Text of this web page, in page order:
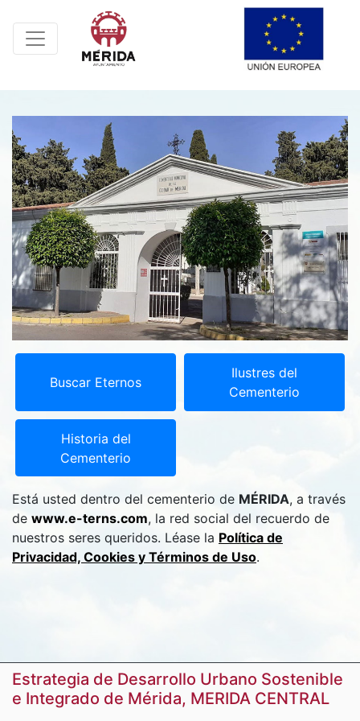
Buscar Eternos
Ilustres del
Cementerio
Historia del
Cementerio
Está usted dentro del cementerio de MÉRIDA, a través
de www.e-terns.com, la red social del recuerdo de
nuestros seres queridos. Léase la Política de
Privacidad, Cookies y Términos de Uso.
Estrategia de Desarrollo Urbano Sostenible
e Integrado de Mérida, MERIDA CENTRAL